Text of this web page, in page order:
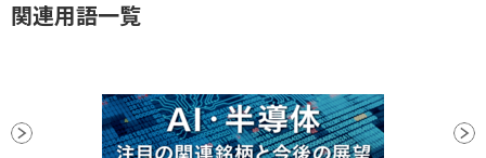
関連用語一覧